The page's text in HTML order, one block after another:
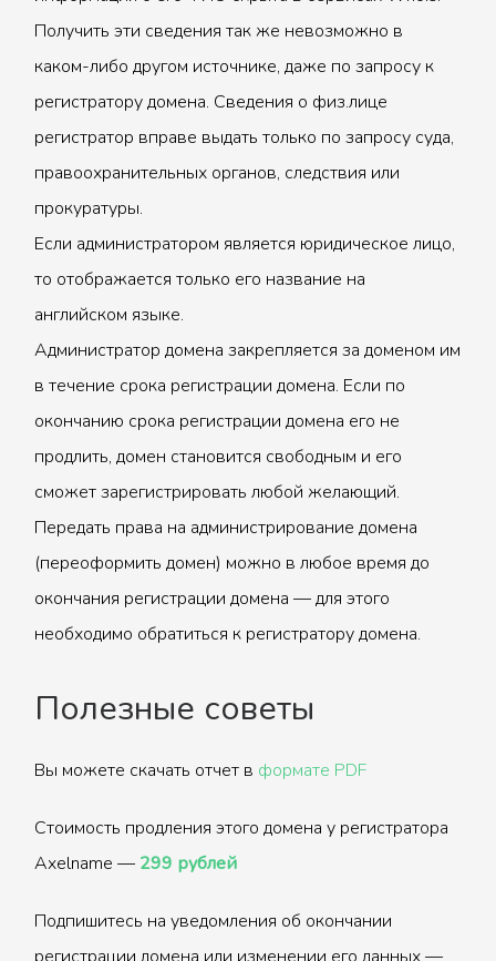
Получить эти сведения так же невозможно в
каком-либо другом источнике, даже по запросу к
регистратору домена. Сведения о физ.лице
регистратор вправе выдать только по запросу суда,
правоохранительных органов, следствия или
прокуратуры.
Если администратором является юридическое лицо,
то отображается только его название на
английском языке.
Администратор домена закрепляется за доменом им
в течение срока регистрации домена. Если по
окончанию срока регистрации домена его не
продлить, домен становится свободным и его
сможет зарегистрировать любой желающий.
Передать права на администрирование домена
(переоформить домен) можно в любое время до
окончания регистрации домена — для этого
необходимо обратиться к регистратору домена.
Полезные советы
Вы можете скачать отчет в формате PDF
Стоимость продления этого домена у регистратора
Axelname — 299 рублей
Подпишитесь на уведомления об окончании